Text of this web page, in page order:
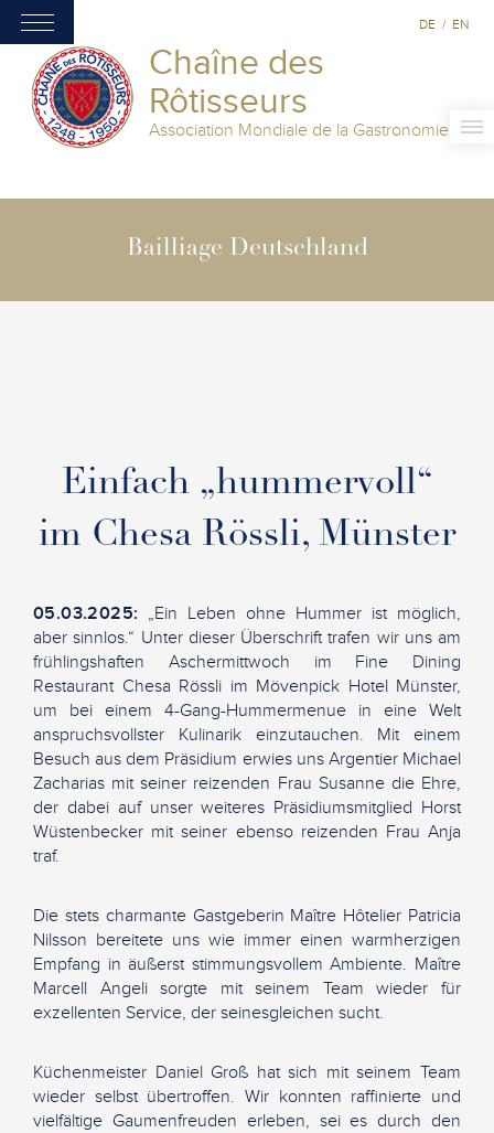
Chaîne des
Rôtisseurs
Association Mondiale de la Gastronomie
DE / EN
Bailliage Deutschland
Einfach „hummervoll“
im Chesa Rössli, Münster
05.03.2025: „Ein Leben ohne Hummer ist möglich,
aber sinnlos.“ Unter dieser Überschrift trafen wir uns am
frühlingshaften Aschermittwoch im Fine Dining
Restaurant Chesa Rössli im Mövenpick Hotel Münster,
um bei einem 4-Gang-Hummermenue in eine Welt
anspruchsvollster Kulinarik einzutauchen. Mit einem
Besuch aus dem Präsidium erwies uns Argentier Michael
Zacharias mit seiner reizenden Frau Susanne die Ehre,
der dabei auf unser weiteres Präsidiumsmitglied Horst
Wüstenbecker mit seiner ebenso reizenden Frau Anja
traf.
Die stets charmante Gastgeberin Maître Hôtelier Patricia
Nilsson bereitete uns wie immer einen warmherzigen
Empfang in äußerst stimmungsvollem Ambiente. Maître
Marcell Angeli sorgte mit seinem Team wieder für
exzellenten Service, der seinesgleichen sucht.
Küchenmeister Daniel Groß hat sich mit seinem Team
wieder selbst übertroffen. Wir konnten raffinierte und
vielfältige Gaumenfreuden erleben, sei es durch den